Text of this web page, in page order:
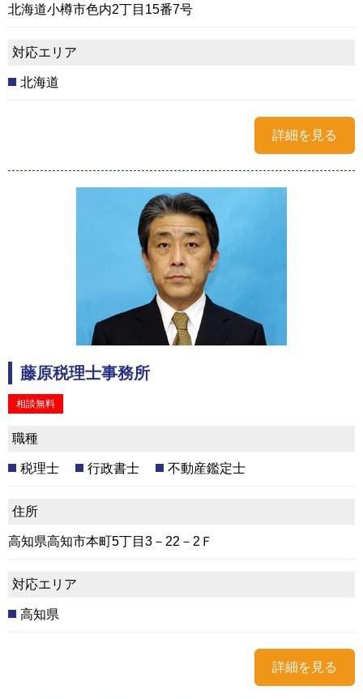
北海道小樽市色内2丁目15番7号
対応エリア
北海道
詳細を見る
藤原税理士事務所
相談無料
職種
税理士 行政書士 不動産鑑定士
住所
高知県高知市本町5丁目3－22－2Ｆ
対応エリア
高知県
詳細を見る